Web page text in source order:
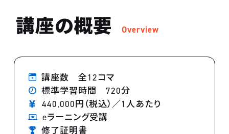
講座の概要 Overview
講座数 全12コマ
標準学習時間 720分
440,000円（税込）／1人あたり
eラーニング受講
修了証明書